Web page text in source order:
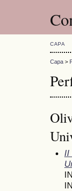
CAPA
Capa >
II